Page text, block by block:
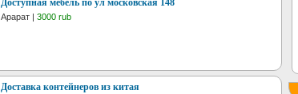
Доступная мебель по ул московская 148
Арарат | 3000 rub
Доставка контейнеров из китая